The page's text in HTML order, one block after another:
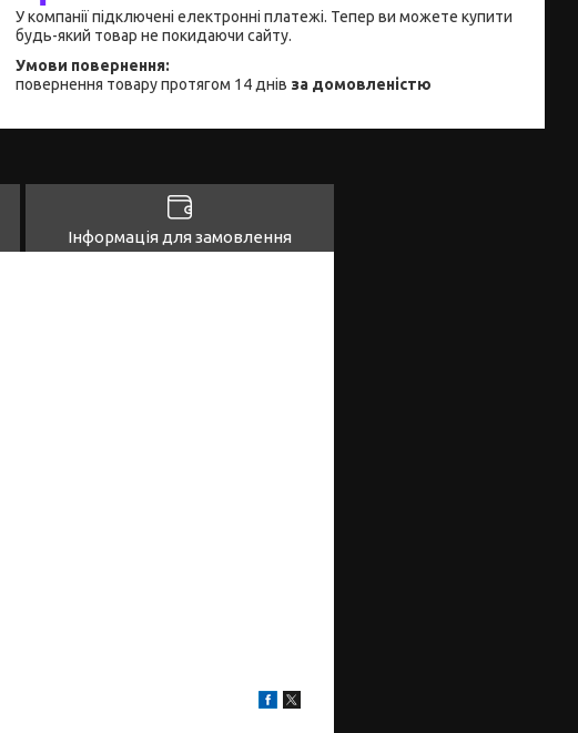
У компанії підключені електронні платежі. Тепер ви можете купити
будь-який товар не покидаючи сайту.
повернення товару протягом 14 днів за домовленістю
Інформація для замовлення